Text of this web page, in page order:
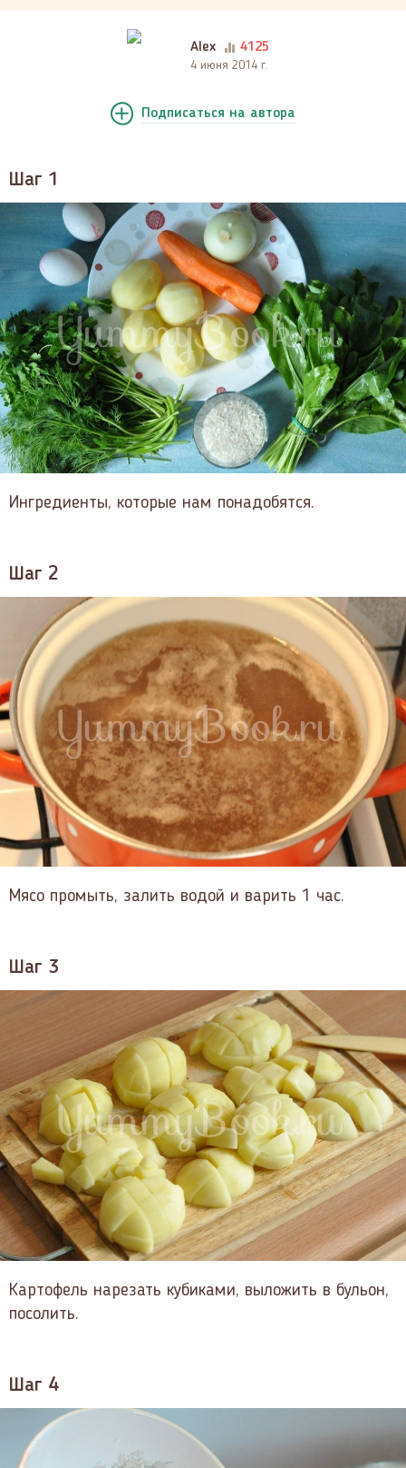
Alex 4125
4 июня 2014 г.
Подписаться на автора
Шаг 1
Ингредиенты, которые нам понадобятся.
Шаг 2
Мясо промыть, залить водой и варить 1 час.
Шаг 3
Картофель нарезать кубиками, выложить в бульон,
посолить.
Шаг 4